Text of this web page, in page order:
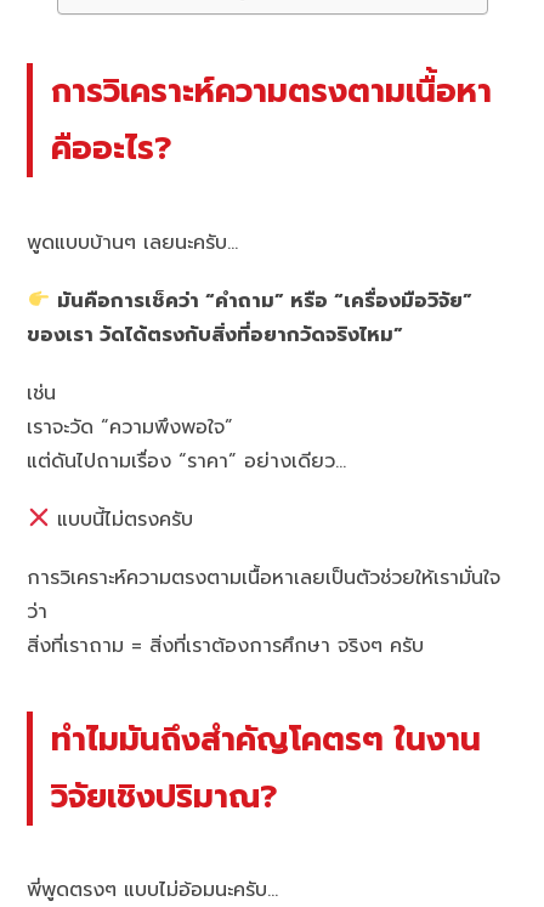
การวิเคราะห์ความตรงตามเนื้อหา
คืออะไร?
พูดแบบบ้านๆ เลยนะครับ…
มันคือการเช็คว่า “คำถาม” หรือ “เครื่องมือวิจัย”
ของเรา วัดได้ตรงกับสิ่งที่อยากวัดจริงไหม”
เช่น
เราจะวัด “ความพึงพอใจ”
แต่ดันไปถามเรื่อง “ราคา” อย่างเดียว…
แบบนี้ไม่ตรงครับ
การวิเคราะห์ความตรงตามเนื้อหาเลยเป็นตัวช่วยให้เรามั่นใจ
ว่า
สิ่งที่เราถาม = สิ่งที่เราต้องการศึกษา จริงๆ ครับ
ทำไมมันถึงสำคัญโคตรๆ ในงาน
วิจัยเชิงปริมาณ?
พี่พูดตรงๆ แบบไม่อ้อมนะครับ…